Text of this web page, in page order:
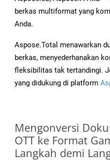
berkas multiformat yang
Anda.
Aspose.Total menawarkan
berkas, menyederhanakan
fleksibilitas tak tertandingi.
yang didukung di platform
Mengonversi
OTT ke Format
Langkah demi